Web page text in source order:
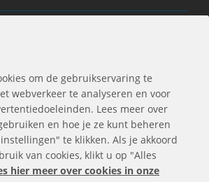
om de gebruikservaring te
webverkeer te analyseren en voor
Lees meer over
en hoe je ze kunt beheren
te klikken. Als je akkoord
van cookies, klikt u op "Alles
hier meer over cookies in onze